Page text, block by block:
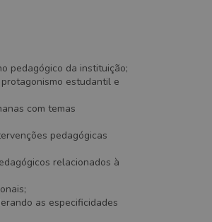
pedagógico da instituição;
estudantil e
com temas
pedagógicas
relacionados à
as especificidades